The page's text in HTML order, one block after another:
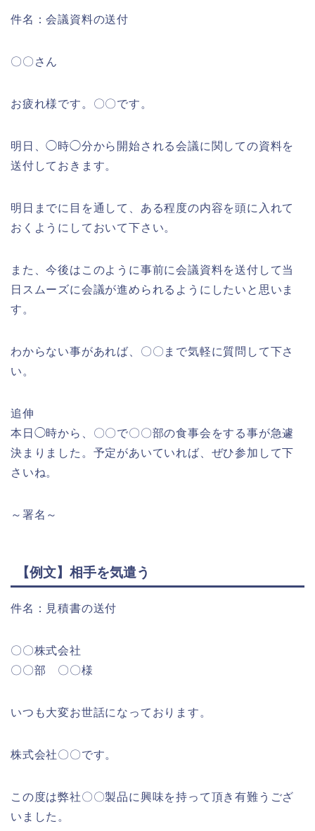
件名：会議資料の送付
〇〇さん
お疲れ様です。〇〇です。
明日、◯時◯分から開始される会議に関しての資料を
送付しておきます。
明日までに目を通して、ある程度の内容を頭に入れて
おくようにしておいて下さい。
また、今後はこのように事前に会議資料を送付して当
日スムーズに会議が進められるようにしたいと思いま
す。
わからない事があれば、〇〇まで気軽に質問して下さ
い。
追伸
本日◯時から、〇〇で〇〇部の食事会をする事が急遽
決まりました。予定があいていれば、ぜひ参加して下
さいね。
～署名～
【例文】相手を気遣う
件名：見積書の送付
〇〇株式会社
〇〇部 〇〇様
いつも大変お世話になっております。
株式会社〇〇です。
この度は弊社〇〇製品に興味を持って頂き有難うござ
いました。